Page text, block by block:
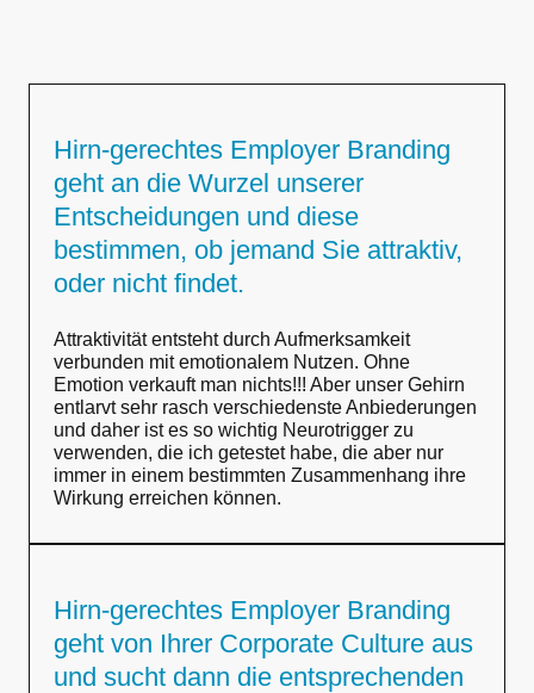
Hirn-gerechtes Employer Branding
geht an die Wurzel unserer
Entscheidungen und diese
bestimmen, ob jemand Sie attraktiv,
oder nicht findet.
Attraktivität entsteht durch Aufmerksamkeit
verbunden mit emotionalem Nutzen. Ohne
Emotion verkauft man nichts!!! Aber unser Gehirn
entlarvt sehr rasch verschiedenste Anbiederungen
und daher ist es so wichtig Neurotrigger zu
verwenden, die ich getestet habe, die aber nur
immer in einem bestimmten Zusammenhang ihre
Wirkung erreichen können.
Hirn-gerechtes Employer Branding
geht von Ihrer Corporate Culture aus
und sucht dann die entsprechenden